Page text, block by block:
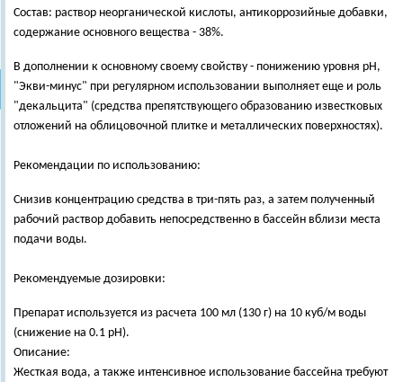
Состав: раствор неорганической кислоты, антикоррозийные добавки,
содержание основного вещества - 38%.
В дополнении к основному своему свойству - понижению уровня рН,
"Экви-минус" при регулярном использовании выполняет еще и роль
"декальцита" (средства препятствующего образованию известковых
отложений на облицовочной плитке и металлических поверхностях).
Рекомендации по использованию:
Снизив концентрацию средства в три-пять раз, а затем полученный
рабочий раствор добавить непосредственно в бассейн вблизи места
подачи воды.
Рекомендуемые дозировки:
Препарат используется из расчета 100 мл (130 г) на 10 куб/м воды
(снижение на 0.1 pH).
Описание:
Жесткая вода, а также интенсивное использование бассейна требуют